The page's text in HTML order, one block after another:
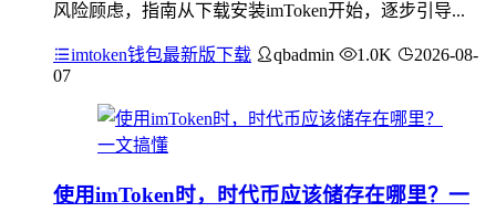
风险顾虑，指南从下载安装imToken开始，逐步引导...
imtoken钱包最新版下载 qbadmin 1.0K
2026-08-
07
使用imToken时，时代币应该储存在哪里？一